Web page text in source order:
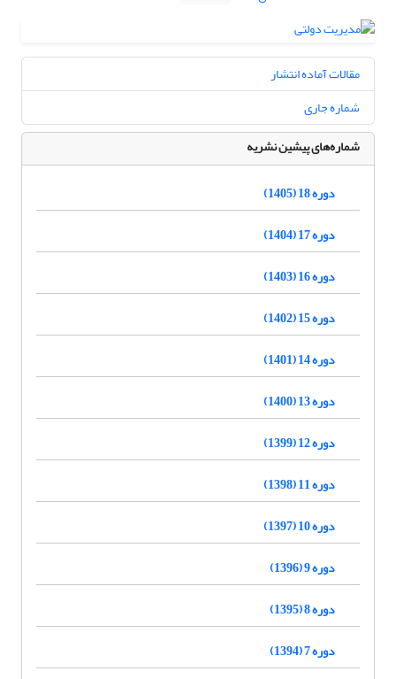
مقالات آماده انتشار
شماره جاری
شماره‌های پیشین نشریه
دوره 18 (1405)
دوره 17 (1404)
دوره 16 (1403)
دوره 15 (1402)
دوره 14 (1401)
دوره 13 (1400)
دوره 12 (1399)
دوره 11 (1398)
دوره 10 (1397)
دوره 9 (1396)
دوره 8 (1395)
دوره 7 (1394)